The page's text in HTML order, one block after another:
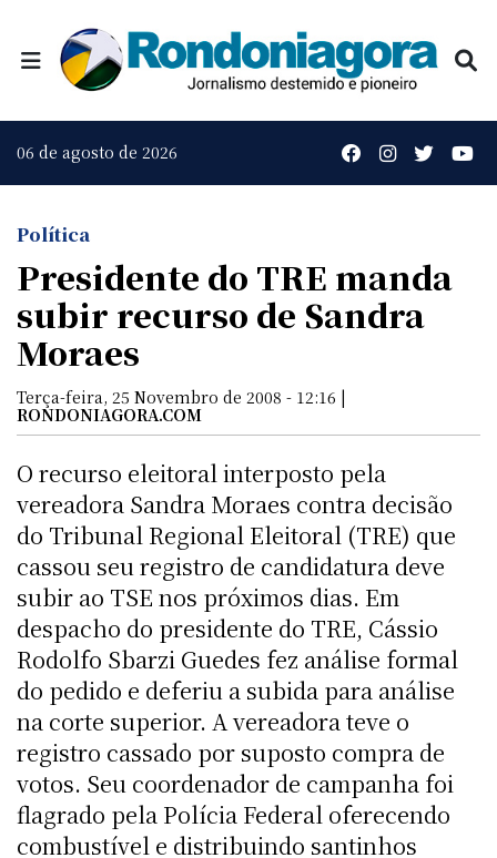
06 de agosto de 2026
Política
Presidente do TRE manda
subir recurso de Sandra
Moraes
Terça-feira, 25 Novembro de 2008 - 12:16 |
RONDONIAGORA.COM
O recurso eleitoral interposto pela
vereadora Sandra Moraes contra decisão
do Tribunal Regional Eleitoral (TRE) que
cassou seu registro de candidatura deve
subir ao TSE nos próximos dias. Em
despacho do presidente do TRE, Cássio
Rodolfo Sbarzi Guedes fez análise formal
do pedido e deferiu a subida para análise
na corte superior. A vereadora teve o
registro cassado por suposto compra de
votos. Seu coordenador de campanha foi
flagrado pela Polícia Federal oferecendo
combustível e distribuindo santinhos